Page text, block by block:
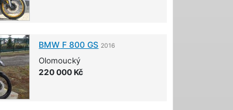
BMW F 800 GS 2016
Olomoucký
220 000 Kč